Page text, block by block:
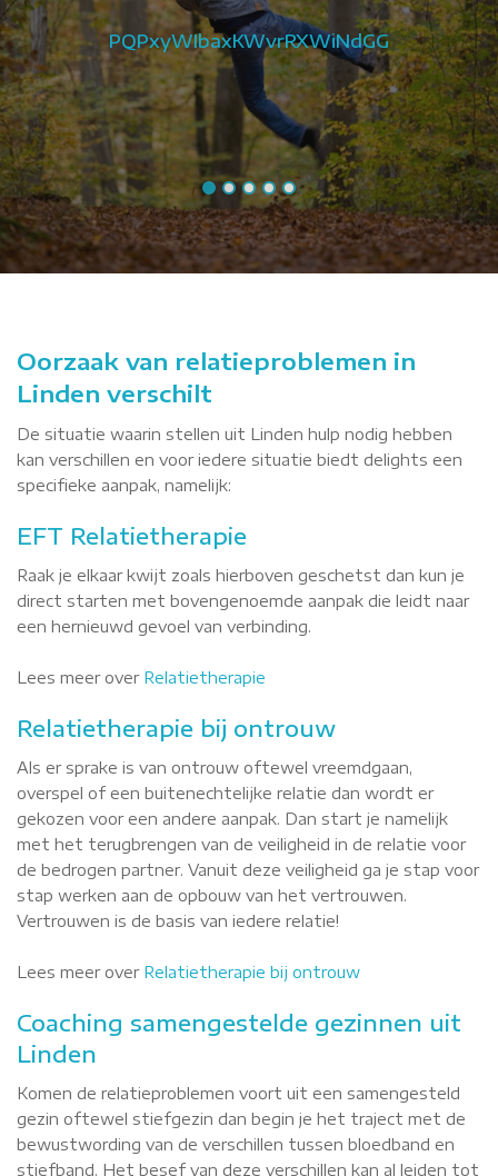
PQPxyWIbaxKWvrRXWiNdGG
Oorzaak van relatieproblemen in
Linden verschilt
De situatie waarin stellen uit Linden hulp nodig hebben
kan verschillen en voor iedere situatie biedt delights een
specifieke aanpak, namelijk:
EFT Relatietherapie
Raak je elkaar kwijt zoals hierboven geschetst dan kun je
direct starten met bovengenoemde aanpak die leidt naar
een hernieuwd gevoel van verbinding.
Lees meer over Relatietherapie
Relatietherapie bij ontrouw
Als er sprake is van ontrouw oftewel vreemdgaan,
overspel of een buitenechtelijke relatie dan wordt er
gekozen voor een andere aanpak. Dan start je namelijk
met het terugbrengen van de veiligheid in de relatie voor
de bedrogen partner. Vanuit deze veiligheid ga je stap voor
stap werken aan de opbouw van het vertrouwen.
Vertrouwen is de basis van iedere relatie!
Lees meer over Relatietherapie bij ontrouw
Coaching samengestelde gezinnen uit
Linden
Komen de relatieproblemen voort uit een samengesteld
gezin oftewel stiefgezin dan begin je het traject met de
bewustwording van de verschillen tussen bloedband en
stiefband. Het besef van deze verschillen kan al leiden tot